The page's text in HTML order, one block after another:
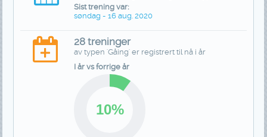
Sist trening var:
søndag - 16 aug. 2020
28 treninger
av typen 'Gåing' er registrert til nå i år
I år vs forrige år